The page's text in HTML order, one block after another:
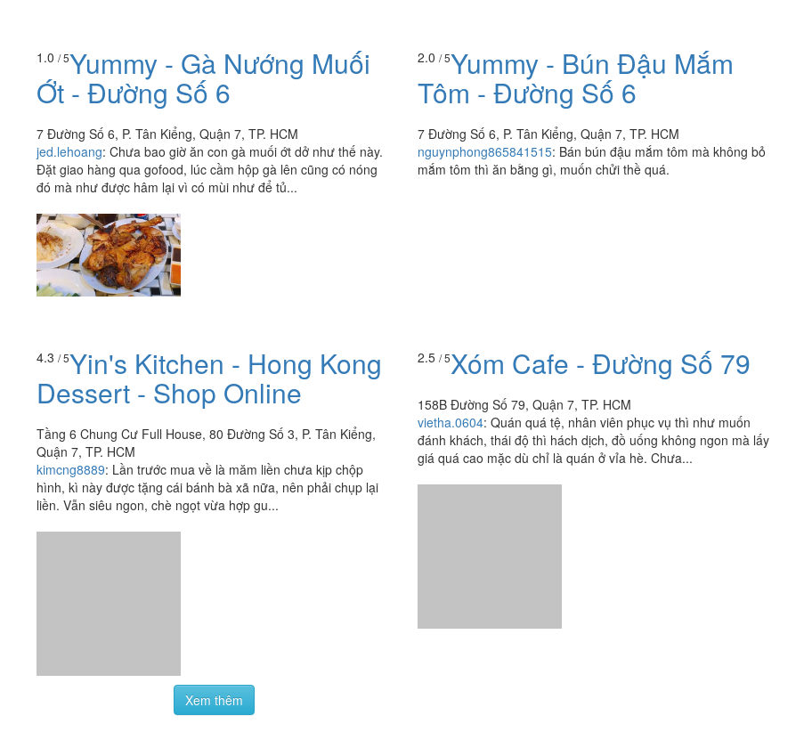
1.0 / 5Yummy - Gà Nướng Muối
Ớt - Đường Số 6
7 Đường Số 6, P. Tân Kiểng, Quận 7, TP. HCM
jed.lehoang: Chưa bao giờ ăn con gà muối ớt dở như thế này.
Đặt giao hàng qua gofood, lúc cầm hộp gà lên cũng có nóng
đó mà như được hâm lại vì có mùi như để tủ...
2.0 / 5Yummy - Bún Đậu Mắm
Tôm - Đường Số 6
7 Đường Số 6, P. Tân Kiểng, Quận 7, TP. HCM
nguynphong865841515: Bán bún đậu mắm tôm mà không bỏ
mắm tôm thì ăn bằng gì, muốn chửi thề quá.
4.3 / 5Yin's Kitchen - Hong Kong
Dessert - Shop Online
Tầng 6 Chung Cư Full House, 80 Đường Số 3, P. Tân Kiểng,
Quận 7, TP. HCM
kimcng8889: Lần trước mua về là măm liền chưa kịp chộp
hình, kì này được tặng cái bánh bà xã nữa, nên phải chụp lại
liền. Vẫn siêu ngon, chè ngọt vừa hợp gu...
2.5 / 5Xóm Cafe - Đường Số 79
158B Đường Số 79, Quận 7, TP. HCM
vietha.0604: Quán quá tệ, nhân viên phục vụ thì như muốn
đánh khách, thái độ thì hách dịch, đồ uống không ngon mà lấy
giá quá cao mặc dù chỉ là quán ở vỉa hè. Chưa...
Xem thêm